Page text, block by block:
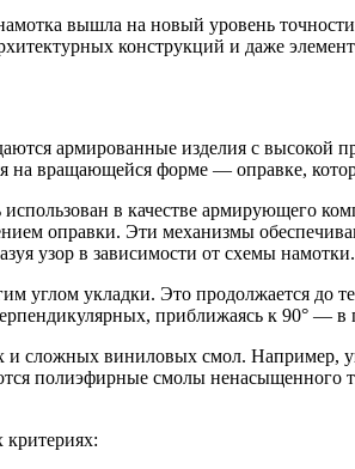
вышла на новый уровень
конструкций и даже
армированные изделия с
вращающейся форме — оправке,
в качестве армирующего
оправки. Эти механизмы
узор в зависимости от схемы намотки.
углом укладки. Это продолжается до
приближаясь к 90° — в
сложных виниловых смол. Например,
полиэфирные смолы